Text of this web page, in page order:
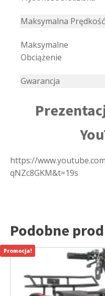
Maksymalna Prędkość
Maksymalne
Obciążenie
Gwarancja
https://
qNZc8GKM&t=19s
Podobne
Promocja!